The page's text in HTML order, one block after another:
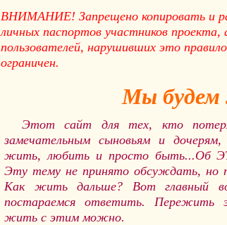
ВНИМАНИЕ! Запрещено копировать и
личных паспортов участников
пользователей, нарушивших это
ограничен.
Мы
Этот сайт для тех, кто
замечательным сыновьям и
жить, любить и просто быть...Об
Эту тему не принято обсуждать, но
Как жить дальше? Вот главный
постараемся ответить. Пережить
жить с этим можно.